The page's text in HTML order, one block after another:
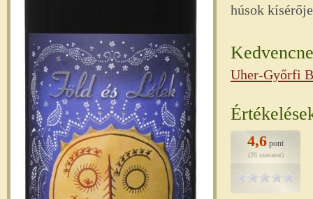
húsok
Uher-Győrfi
4,6 pont
(26 szavazat)